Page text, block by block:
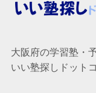
大阪府の学習塾・
いい塾探しドット